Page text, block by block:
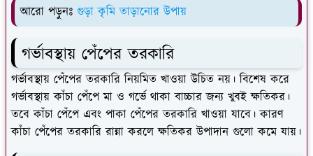
আরো পড়ুনঃ গুড়া কৃমি তাড়ানোর উপায়
গর্ভাবস্থায় পেঁপের তরকারি
গর্ভাবস্থায় পেঁপের তরকারি নিয়মিত খাওয়া উচিত নয়। বিশেষ করে
গর্ভাবস্থায় কাঁচা পেঁপে মা ও গর্ভে থাকা বাচ্চার জন্য খুবই ক্ষতিকর।
তবে কাঁচা পেঁপে এবং পাকা পেঁপের তরকারি খাওয়া যাবে। কারণ
কাঁচা পেঁপের তরকারি রান্না করলে ক্ষতিকর উপাদান গুলো কমে যায়।